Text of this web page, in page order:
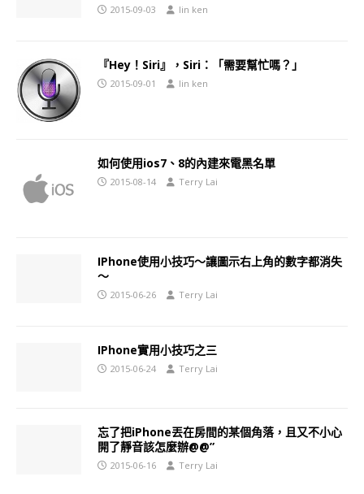
2015-09-03 lin ken
『Hey！Siri』，Siri：「需要幫忙嗎？」
2015-09-01 lin ken
如何使用ios7、8的內建來電黑名單
2015-08-14 Terry Lai
IPhone使用小技巧～讓圖示右上角的數字都消失
～
2015-06-26 Terry Lai
IPhone實用小技巧之三
2015-06-24 Terry Lai
忘了把iPhone丟在房間的某個角落，且又不小心
開了靜音該怎麼辦@@”
2015-06-16 Terry Lai